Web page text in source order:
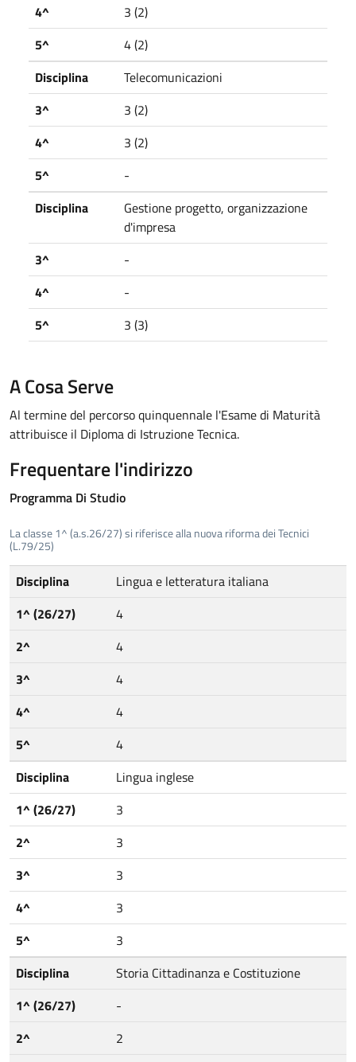
4^
3 (2)
5^
4 (2)
Disciplina
Telecomunicazioni
3^
3 (2)
4^
3 (2)
5^
-
Disciplina
Gestione progetto, organizzazione
d'impresa
3^
-
4^
-
5^
3 (3)
A Cosa Serve
Al termine del percorso quinquennale l'Esame di Maturità
attribuisce il Diploma di Istruzione Tecnica.
Frequentare l'indirizzo
Programma Di Studio
La classe 1^ (a.s.26/27) si riferisce alla nuova riforma dei Tecnici
(L.79/25)
Disciplina
1^ (26/27)
2^
3^
4^
5^
Disciplina
Lingua e letteratura italiana
1^ (26/27)
4
2^
4
3^
4
4^
4
5^
4
Disciplina
Lingua inglese
1^ (26/27)
3
2^
3
3^
3
4^
3
5^
3
Disciplina
Storia Cittadinanza e Costituzione
1^ (26/27)
-
2^
2